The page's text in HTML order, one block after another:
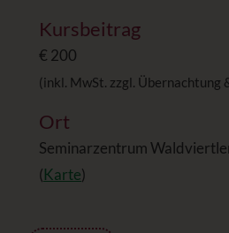
Kursbeitrag
€ 200
(inkl. MwSt. zzgl. Übernachtung
Ort
Seminarzentrum
(Karte)